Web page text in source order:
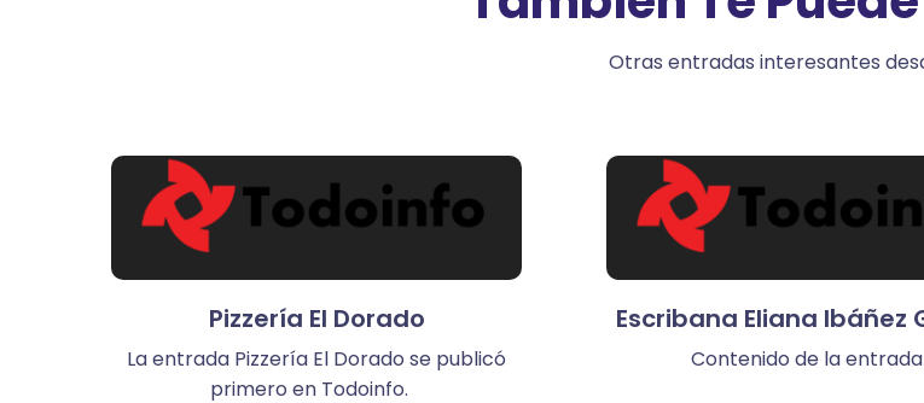
Otras entradas interesantes
Pizzería El Dorado
La entrada Pizzería El Dorado se publicó
primero en Todoinfo.
Escribana Eliana Ibáñez
Contenido de la entrada